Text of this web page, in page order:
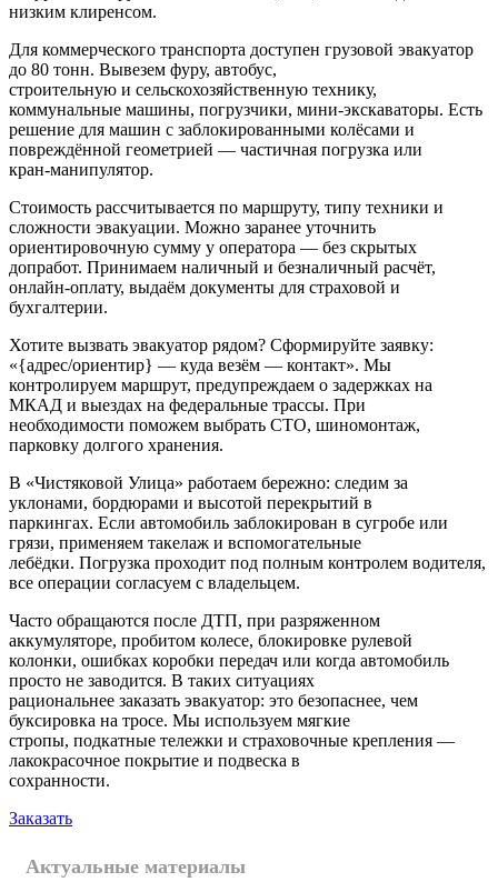
низким клиренсом.
Для коммерческого транспорта доступен грузовой эвакуатор
до 80 тонн. Вывезем фуру, автобус,
строительную и сельскохозяйственную технику,
коммунальные машины, погрузчики, мини-экскаваторы. Есть
решение для машин с заблокированными колёсами и
повреждённой геометрией — частичная погрузка или
кран-манипулятор.
Стоимость рассчитывается по маршруту, типу техники и
сложности эвакуации. Можно заранее уточнить
ориентировочную сумму у оператора — без скрытых
допработ. Принимаем наличный и безналичный расчёт,
онлайн-оплату, выдаём документы для страховой и
бухгалтерии.
Хотите вызвать эвакуатор рядом? Сформируйте заявку:
«{адрес/ориентир} — куда везём — контакт». Мы
контролируем маршрут, предупреждаем о задержках на
МКАД и выездах на федеральные трассы. При
необходимости поможем выбрать СТО, шиномонтаж,
парковку долгого хранения.
В «Чистяковой Улица» работаем бережно: следим за
уклонами, бордюрами и высотой перекрытий в
паркингах. Если автомобиль заблокирован в сугробе или
грязи, применяем такелаж и вспомогательные
лебёдки. Погрузка проходит под полным контролем водителя,
все операции согласуем с владельцем.
Часто обращаются после ДТП, при разряженном
аккумуляторе, пробитом колесе, блокировке рулевой
колонки, ошибках коробки передач или когда автомобиль
просто не заводится. В таких ситуациях
рациональнее заказать эвакуатор: это безопаснее, чем
буксировка на тросе. Мы используем мягкие
стропы, подкатные тележки и страховочные крепления —
лакокрасочное покрытие и подвеска в
сохранности.
Заказать
Актуальные материалы